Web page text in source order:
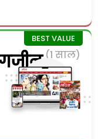
(1 साल)